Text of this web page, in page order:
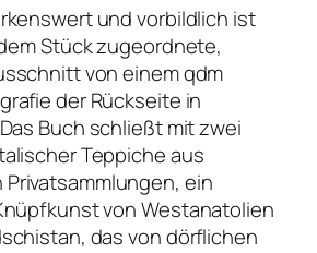
und vorbildlich ist
Stück zugeordnete,
von einem qdm
der Rückseite in
Buch schließt mit zwei
Teppiche aus
ein
von Westanatolien
das von dörflichen